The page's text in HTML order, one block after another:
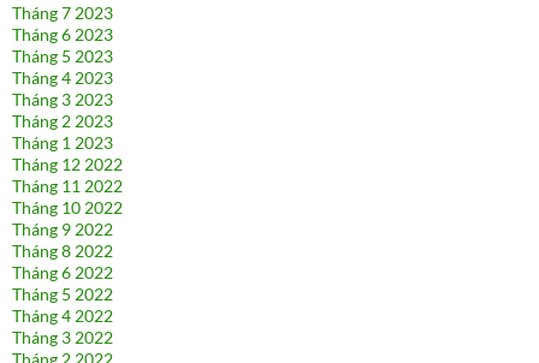
Tháng 7 2023
Tháng 6 2023
Tháng 5 2023
Tháng 4 2023
Tháng 3 2023
Tháng 2 2023
Tháng 1 2023
Tháng 12 2022
Tháng 11 2022
Tháng 10 2022
Tháng 9 2022
Tháng 8 2022
Tháng 6 2022
Tháng 5 2022
Tháng 4 2022
Tháng 3 2022
Tháng 2 2022